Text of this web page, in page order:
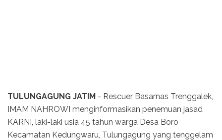
TULUNGAGUNG JATIM - Rescuer Basarnas Trenggalek,
IMAM NAHROWI menginformasikan penemuan jasad
KARNI, laki-laki usia 45 tahun warga Desa Boro
Kecamatan Kedungwaru, Tulungagung yang tenggelam